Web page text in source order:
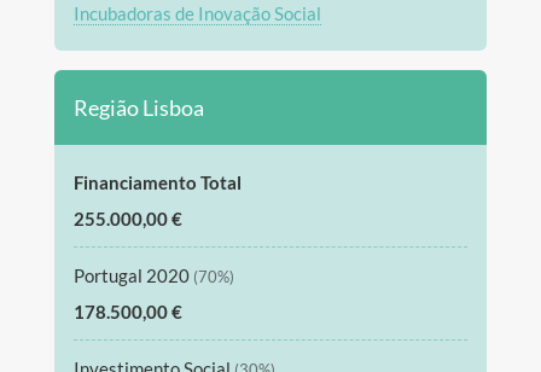
Incubadoras de Inovação Social
Região Lisboa
Financiamento Total
255.000,00 €
Portugal 2020 (70%)
178.500,00 €